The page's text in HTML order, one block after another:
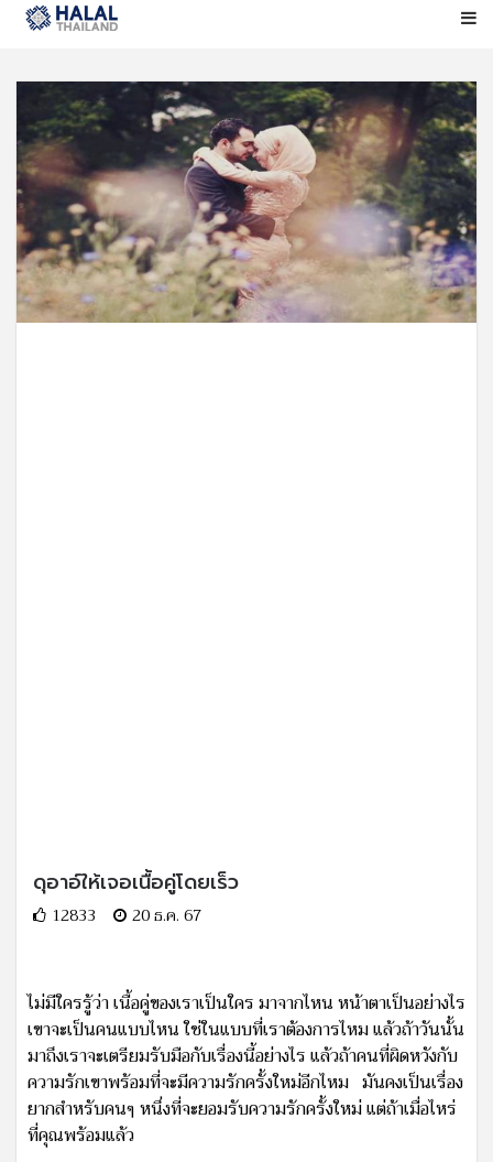
ดุอาอ์ให้เจอเนื้อคู่โดยเร็ว
12833 20 ธ.ค. 67
ไม่มีใครรู้ว่า เนื้อคู่ของเราเป็นใคร มาจากไหน หน้าตาเป็นอย่างไร
เขาจะเป็นคนแบบไหน ใช่ในแบบที่เราต้องการไหม แล้วถ้าวันนั้น
มาถึงเราจะเตรียมรับมือกับเรื่องนี้อย่างไร แล้วถ้าคนที่ผิดหวังกับ
ความรักเขาพร้อมที่จะมีความรักครั้งใหม่อีกไหม มันคงเป็นเรื่อง
ยากสำหรับคนๆ หนึ่งที่จะยอมรับความรักครั้งใหม่ แต่ถ้าเมื่อไหร่
ที่คุณพร้อมแล้ว